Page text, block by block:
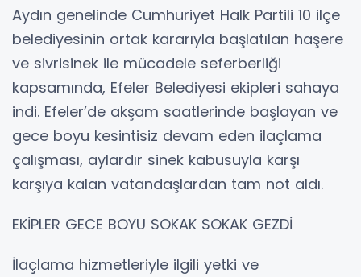
Aydın genelinde Cumhuriyet Halk Partili 10 ilçe
belediyesinin ortak kararıyla başlatılan haşere
ve sivrisinek ile mücadele seferberliği
kapsamında, Efeler Belediyesi ekipleri sahaya
indi. Efeler’de akşam saatlerinde başlayan ve
gece boyu kesintisiz devam eden ilaçlama
çalışması, aylardır sinek kabusuyla karşı
karşıya kalan vatandaşlardan tam not aldı.
EKİPLER GECE BOYU SOKAK SOKAK GEZDİ
İlaçlama hizmetleriyle ilgili yetki ve